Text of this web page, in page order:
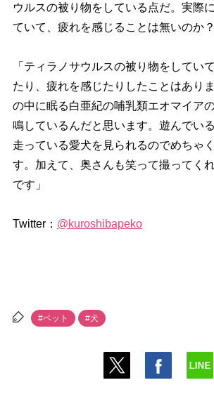
ウルスの被り物をしている点だ。実際
ていて、疲れを感じることは無いのか？
「ティラノサウルスの被り物をしてい
たり、疲れを感じたりしたことはあり
の中に眠る白亜紀の哺乳類エオマイア
鳴しているんだと思います。遊んでい
走っている愛犬を見られるのでめちゃ
す。加えて、奥さんも笑って撮ってく
です」
Twitter： @kuroshibapeko
#ペット #犬